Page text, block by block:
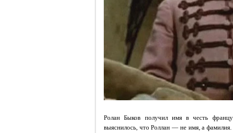
Ролан Быков получил имя в честь
выяснилось, что Роллан — не имя, а фамилия.